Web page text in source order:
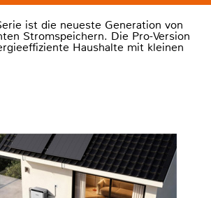
ist die neueste Generation von
Stromspeichern. Die Pro-Version
Haushalte mit kleinen